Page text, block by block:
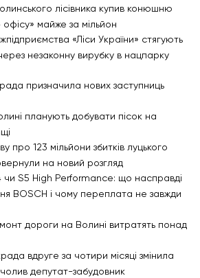
лісівника купив конюшню
офісу» майже за мільйон
«Ліси України» стягують
незаконну вирубку в нацпарку
призначила нових заступниць
планують добувати пісок на
про 123 мільйони збитків луцького
на новий розгляд
чи S5 High Performance: що насправді
BOSCH і чому переплата не завжди
дороги на Волині витратять понад
вдруге за чотири місяці змінила
депутат-забудовник